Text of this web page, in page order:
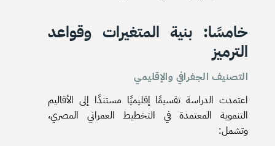
خامسًا: بنية المتغيرات وقواعد
الترميز
التصنيف الجغرافي والإقليمي
اعتمدت الدراسة تقسيمًا إقليميًا مستندًا إلى الأقاليم
التنموية المعتمدة في التخطيط العمراني المصري،
وتشمل: